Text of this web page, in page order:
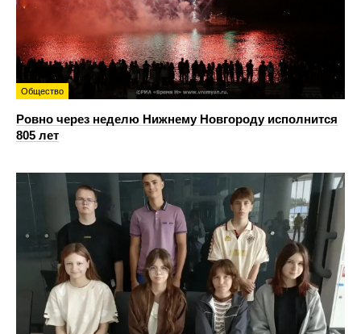
Общество
Ровно через неделю Нижнему Новгороду исполнится
805 лет